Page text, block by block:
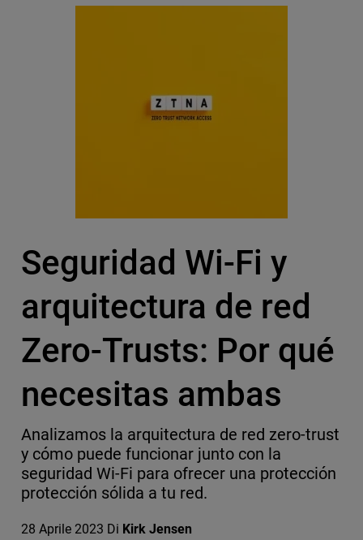
Seguridad Wi-Fi y
arquitectura de red
Zero-Trusts: Por qué
necesitas ambas
Analizamos la arquitectura de red zero-trust
y cómo puede funcionar junto con la
seguridad Wi-Fi para ofrecer una protección
protección sólida a tu red.
28 Aprile 2023 Di Kirk Jensen